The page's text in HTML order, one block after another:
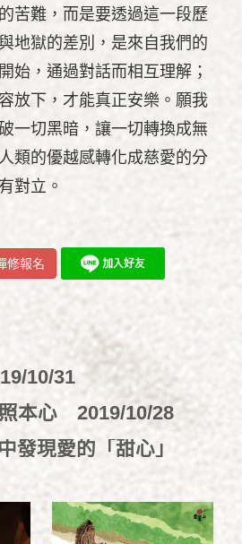
苦難，而是要透過這一段歷
地獄的差別，是來自我們的
始，通過對話而相互理解；
放下，才能真正安樂。願我
一切黑暗，讓一切轉換成無
類的優越感轉化成慈愛的分
對立。
修報名
10/31
本心 2019/10/28
發現愛的「甜心」